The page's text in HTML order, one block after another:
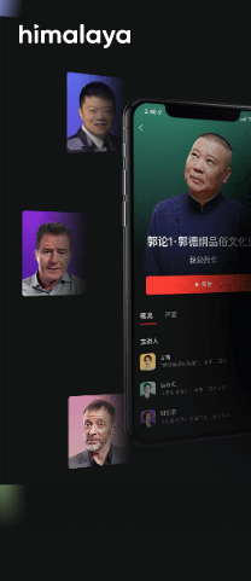
Himalaya-有聲書
4.8k 安裝